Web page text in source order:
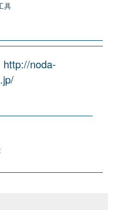
具
http://noda-